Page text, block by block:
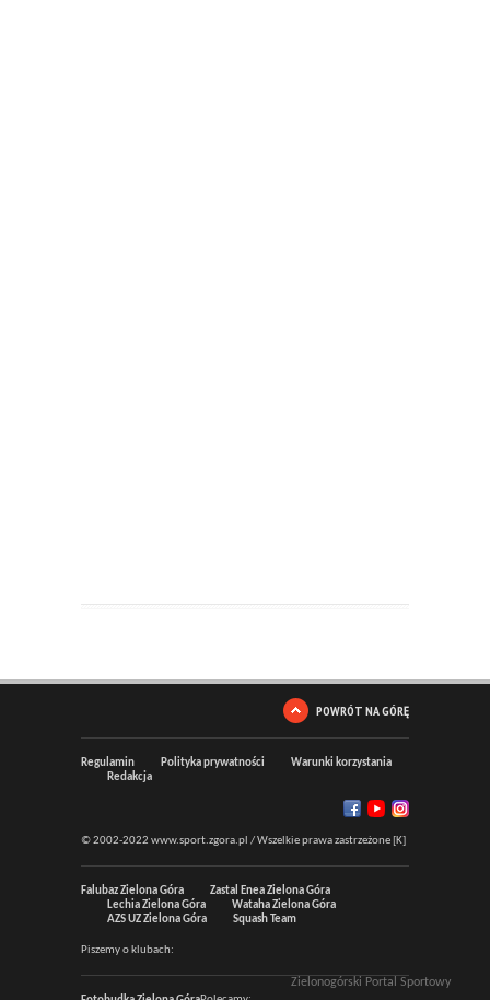
POWRÓT NA GÓRĘ
Regulamin Polityka prywatności
Warunki korzystania
Redakcja
© 2002-2022 www.sport.zgora.pl / Wszelkie prawa zastrzeżone [K]
Falubaz Zielona Góra
Zastal Enea Zielona Góra
Lechia Zielona Góra
Wataha Zielona Góra
AZS UZ Zielona Góra
Squash Team
Piszemy o klubach:
Zielonogórski Portal Sportowy